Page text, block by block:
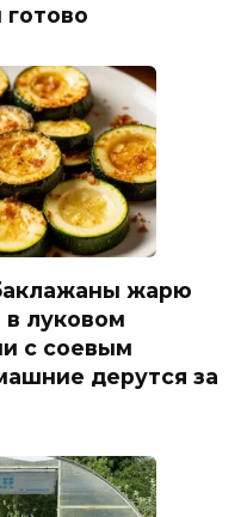
жарю
в луковом
с соевым
дерутся за